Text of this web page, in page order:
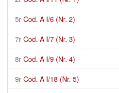
5r Cod. A I/6 (Nr. 2)
7r Cod. A I/7 (Nr. 3)
8r Cod. A I/9 (Nr. 4)
9r Cod. A I/18 (Nr. 5)